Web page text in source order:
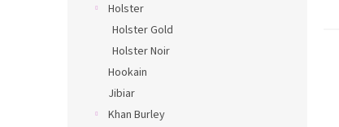
Holster
Holster Gold
Holster Noir
Hookain
Jibiar
Khan Burley